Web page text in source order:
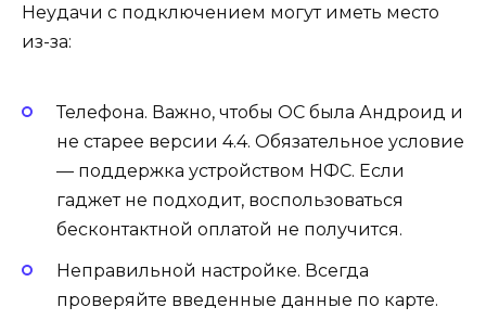
Неудачи с подключением могут иметь место
из-за:
Телефона. Важно, чтобы ОС была Андроид и
не старее версии 4.4. Обязательное условие
— поддержка устройством НФС. Если
гаджет не подходит, воспользоваться
бесконтактной оплатой не получится.
Неправильной настройке. Всегда
проверяйте введенные данные по карте.